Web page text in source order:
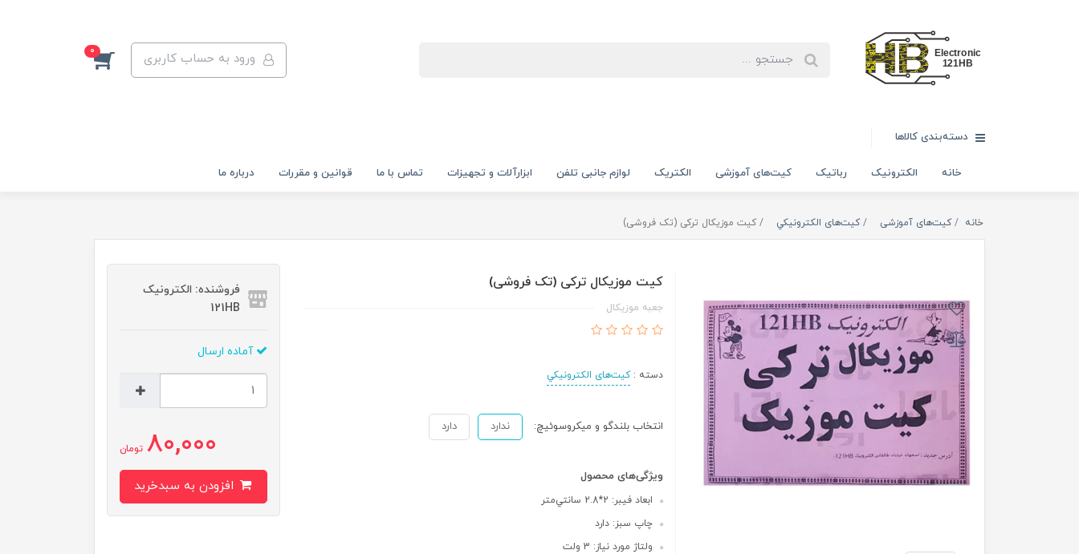
ورود به حساب کاربری 0
دسته‌بندی کالاها
خانه الکترونیک رباتیک کیت‌های آموزشی الکتریک لوازم جانبی تلفن ابزارآلات و تجهیزات تماس با ما قوانين و مقررات درباره ما
خانه کیت‌های آموزشی کیت‌های الکترونیکي کیت موزیکال ترکی (تک فروشی)
کیت موزیکال ترکی (تک فروشی)
جعبه موزیکال
دسته :کیت‌های الکترونیکي
انتخاب بلندگو و میکروسوئیچ: ندارد دارد
ویژگی‌های محصول
ابعاد فيبر: 2*2.8 سانتي‌متر
چاپ سبز: دارد
ولتاژ مورد نياز: 3 ولت
فروشنده: الکترونیک
121HB
آماده ارسال
80,000 تومان